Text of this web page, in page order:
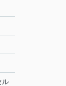
ル